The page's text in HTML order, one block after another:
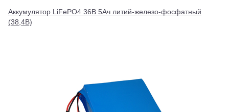
Аккумулятор LiFePO4 36В 5Ач литий-железо-фосфатный
(38,4В)